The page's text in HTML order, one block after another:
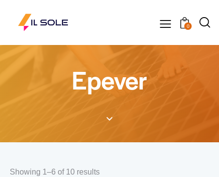
0
Epever
Showing 1–6 of 10 results